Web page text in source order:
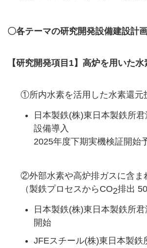
〇各テーマの研究開発設備建設計
【研究開発項目1】高炉を用いた
①所内水素を活用した水素還元
日本製鉄(株)東日本製鉄所
設備導入
2025年度下期実機検証開始
②外部水素や高炉排ガスに含ま
（製鉄プロセスからCO2排出
日本製鉄(株)東日本製鉄所
開始
JFEスチール(株)東日本製